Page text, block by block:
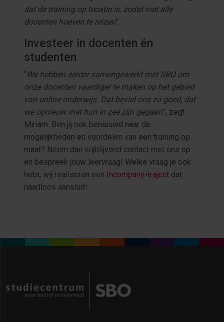
dat de training op locatie is, zodat niet alle
docenten hoeven te reizen”.
Investeer in docenten én
studenten
“We hebben eerder samengewerkt met SBO om
onze docenten vaardiger te maken op het gebied
van online onderwijs. Dat beviel ons zo goed, dat
we opnieuw met hun in zee zijn gegaan”, zegt
Miriam. Ben jij ook benieuwd naar de
mogelijkheden en voordelen van een training op
maat? Neem dan vrijblijvend contact met ons op
en bespreek jouw leervraag! Welke vraag je ook
hebt, wij realiseren een Incompany-traject dat
naadloos aansluit!